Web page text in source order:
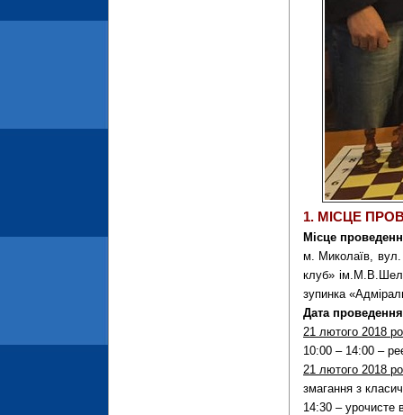
1. МІСЦЕ
Місце
м. Миколаїв, вул.
клуб»
зупинка
Дата
21 лютого 2018
10:00 – 14:00 –
21 лютого 2018
змагання з
14:30 – урочисте